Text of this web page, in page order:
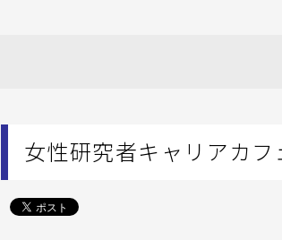
女性研究者キャリアカ